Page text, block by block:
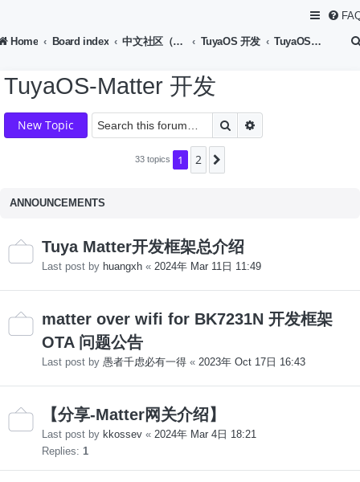
Home Board index 中文社区（Chinese Forum） TuyaOS 开发 TuyaOS-Matter 开发
TuyaOS-Matter 开发
New Topic Search
33 topics 1 2
ANNOUNCEMENTS
Tuya Matter开发框架总介绍
Last post by huangxh « 2024年 Mar 11日 11:49
matter over wifi for BK7231N 开发框架
OTA 问题公告
Last post by 愚者千虑必有一得 « 2023年 Oct 17日 16:43
【分享-Matter网关介绍】
Last post by kkossev « 2024年 Mar 4日 18:21
Replies: 1